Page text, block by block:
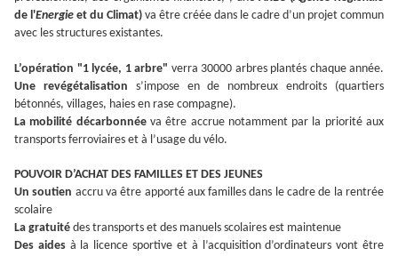
de l'Energie et du Climat) va être créée dans le cadre d’un projet commun
avec les structures existantes.
L’opération "1 lycée, 1 arbre" verra 30000 arbres plantés chaque année.
Une revégétalisation s’impose en de nombreux endroits (quartiers
bétonnés, villages, haies en rase compagne).
La mobilité décarbonnée va être accrue notamment par la priorité aux
transports ferroviaires et à l’usage du vélo.
POUVOIR D’ACHAT DES FAMILLES ET DES JEUNES
Un soutien accru va être apporté aux familles dans le cadre de la rentrée
scolaire
La gratuité des transports et des manuels scolaires est maintenue
Des aidesà la licence sportive et à l’acquisition d’ordinateurs vont être